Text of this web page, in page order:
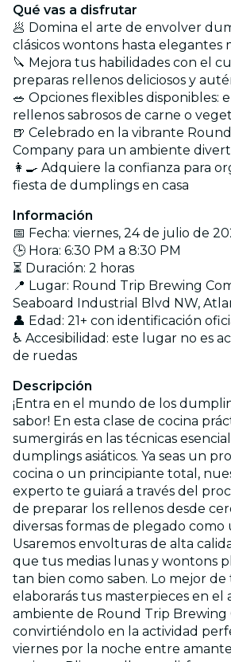
Qué vas a disfrutar
🥟 Domina el arte de envolver
clásicos wontons hasta elegantes
🔪 Mejora tus habilidades con el
preparas rellenos deliciosos y
🥗 Opciones flexibles disponibles:
rellenos sabrosos de carne o
🍺 Celebrado en la vibrante
Company para un ambiente
👩‍🍳 Adquiere la confianza para
fiesta de dumplings en casa
Información
📅 Fecha: viernes, 24 de julio de
🕒 Hora: 6:30 PM a 8:30 PM
⏳ Duración: 2 horas
📍 Lugar: Round Trip Brewing
Seaboard Industrial Blvd NW,
👤 Edad: 21+ con identificación
♿ Accesibilidad: este lugar no es
de ruedas
Descripción
¡Entra en el mundo de los
sabor! En esta clase de cocina
sumergirás en las técnicas
dumplings asiáticos. Ya seas un
cocina o un principiante total,
experto te guiará a través del
de preparar los rellenos desde
diversas formas de plegado como
Usaremos envolturas de alta
que tus medias lunas y wontons
tan bien como saben. Lo mejor
elaborarás tus masterpieces en el
ambiente de Round Trip Brewing
convirtiéndolo en la actividad
viernes por la noche entre